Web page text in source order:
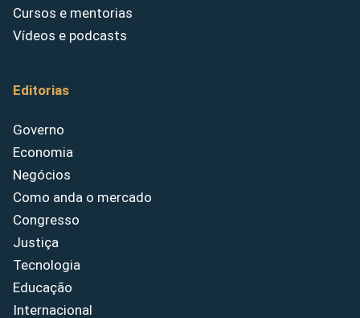
Cursos e mentorias
Vídeos e podcasts
Editorias
Governo
Economia
Negócios
Como anda o mercado
Congresso
Justiça
Tecnologia
Educação
Internacional